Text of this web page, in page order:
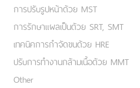
การปรับรูปหน้าด้วย MST
การรักษาแผลเป็นด้วย SRT, SMT
เทคนิคการกำจัดขนด้วย HRE
ปรับการทำงานกล้ามเนื้อด้วย MMT
Other